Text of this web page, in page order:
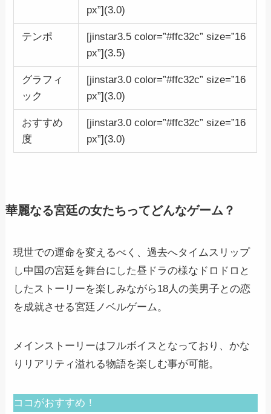
px”](3.0)
テンポ
[jinstar3.5 color=”#ffc32c” size=”16
px”](3.5)
グラフィ
ック
[jinstar3.0 color=”#ffc32c” size=”16
px”](3.0)
おすすめ
度
[jinstar3.0 color=”#ffc32c” size=”16
px”](3.0)
華麗なる宮廷の女たちってどんなゲーム？
現世での運命を変えるべく、過去へタイムスリップ
し中国の宮廷を舞台にした昼ドラの様なドロドロと
したストーリーを楽しみながら18人の美男子との恋
を成就させる宮廷ノベルゲーム。
メインストーリーはフルボイスとなっており、かな
りリアリティ溢れる物語を楽しむ事が可能。
ココがおすすめ！